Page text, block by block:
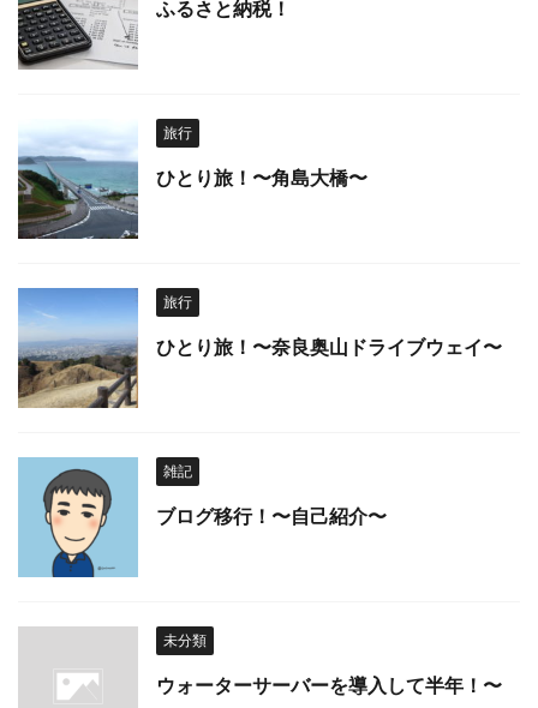
ふるさと納税！
旅行
ひとり旅！〜角島大橋〜
旅行
ひとり旅！〜奈良奥山ドライブウェイ〜
雑記
ブログ移行！〜自己紹介〜
未分類
ウォーターサーバーを導入して半年！〜